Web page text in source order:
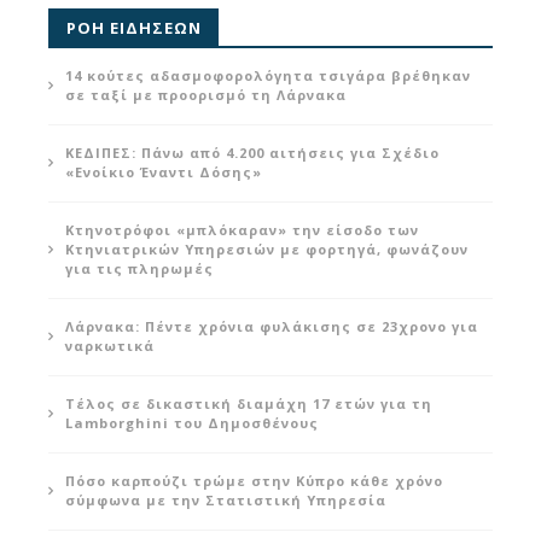
ΡΟΗ ΕΙΔΗΣΕΩΝ
14 κούτες αδασμοφορολόγητα τσιγάρα βρέθηκαν
σε ταξί με προορισμό τη Λάρνακα
ΚΕΔΙΠΕΣ: Πάνω από 4.200 αιτήσεις για Σχέδιο
«Ενοίκιο Έναντι Δόσης»
Κτηνοτρόφοι «μπλόκαραν» την είσοδο των
Κτηνιατρικών Υπηρεσιών με φορτηγά, φωνάζουν
για τις πληρωμές
Λάρνακα: Πέντε χρόνια φυλάκισης σε 23χρονο για
ναρκωτικά
Τέλος σε δικαστική διαμάχη 17 ετών για τη
Lamborghini του Δημοσθένους
Πόσο καρπούζι τρώμε στην Κύπρο κάθε χρόνο
σύμφωνα με την Στατιστική Υπηρεσία